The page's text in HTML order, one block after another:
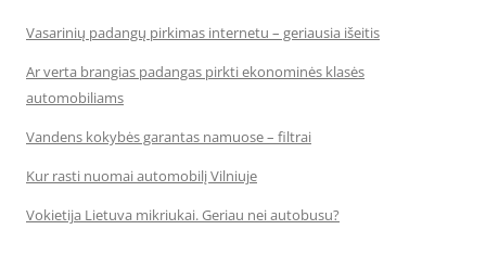
Vasarinių padangų pirkimas internetu – geriausia išeitis
Ar verta brangias padangas pirkti ekonominės klasės
automobiliams
Vandens kokybės garantas namuose – filtrai
Kur rasti nuomai automobilį Vilniuje
Vokietija Lietuva mikriukai. Geriau nei autobusu?